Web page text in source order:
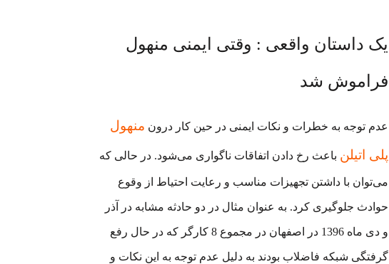
یک داستان واقعی : وقتی ایمنی منهول
فراموش شد
عدم توجه به خطرات و نکات ایمنی در حین کار درون منهول
پلی اتیلن باعث رخ دادن اتفاقات ناگواری می‌شود. در حالی که
می‌توان با داشتن تجهیزات مناسب و رعایت احتیاط از وقوع
حوادث جلوگیری کرد. به عنوان مثال در دو حادثه مشابه در آذر
و دی ماه 1396 در اصفهان در مجموع 8 کارگر که در حال رفع
گرفتگی شبکه فاضلاب بودند به دلیل عدم توجه به این نکات و